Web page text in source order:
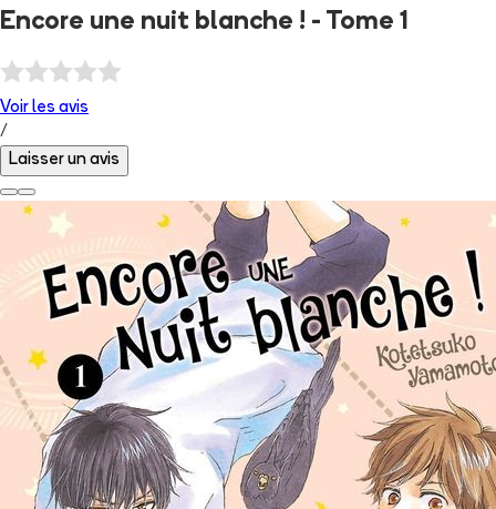
Encore une nuit blanche ! - Tome 1
Voir les avis
/
Laisser un avis